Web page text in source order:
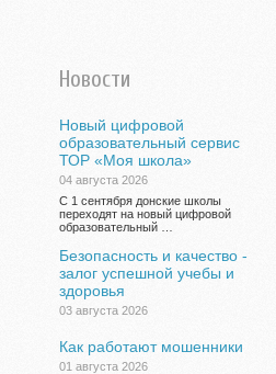
Новости
Новый цифровой
образовательный сервис
ТОР «Моя школа»
04 августа 2026
С 1 сентября донские школы
переходят на новый цифровой
образовательный …
Безопасность и качество -
залог успешной учебы и
здоровья
03 августа 2026
Как работают мошенники
01 августа 2026